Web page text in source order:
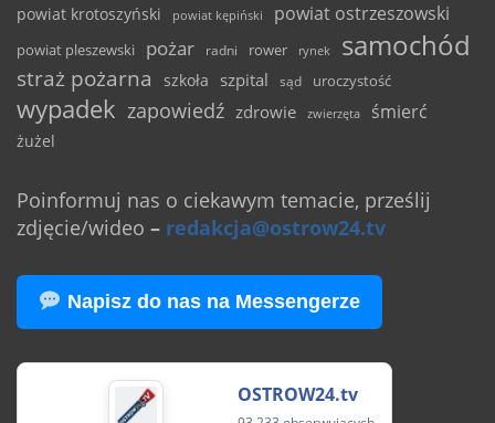
powiat krotoszyński powiat kępiński powiat ostrzeszowski
powiat pleszewski pożar radni rower rynek samochód
straż pożarna szkoła szpital sąd uroczystość
wypadek zapowiedź zdrowie zwierzęta śmierć
żużel
Poinformuj nas o ciekawym temacie, prześlij
zdjęcie/wideo – redakcja@ostrow24.tv
Napisz do nas na Messengerze
OSTROW24.tv